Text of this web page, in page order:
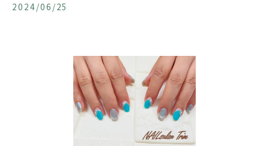
2024/06/25